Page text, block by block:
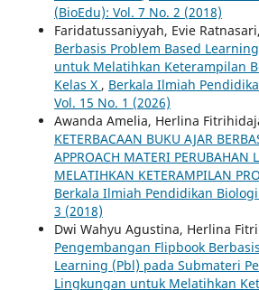
(BioEdu): Vol. 7 No. 2 (2018)
Faridatussaniyyah, Evie Ratnasari,
Berbasis Problem Based
untuk Melatihkan Keterampilan
Kelas X , Berkala Ilmiah
Vol. 15 No. 1 (2026)
Awanda Amelia, Herlina
KETERBACAAN BUKU AJAR
APPROACH MATERI PERUBAHAN
MELATIHKAN KETERAMPILAN
Berkala Ilmiah Pendidikan
3 (2018)
Dwi Wahyu Agustina, Herlina
Pengembangan Flipbook
Learning (Pbl) pada Submateri
Lingkungan untuk Melatihkan